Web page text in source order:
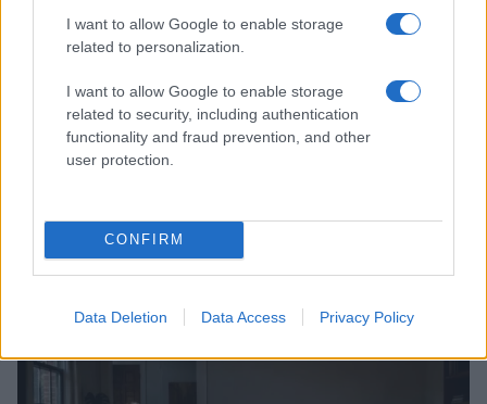
I want to allow Google to enable storage
related to personalization.
I want to allow Google to enable storage
related to security, including authentication
functionality and fraud prevention, and other
user protection.
CONFIRM
Data Deletion Data Access Privacy Policy
Continua a leggere